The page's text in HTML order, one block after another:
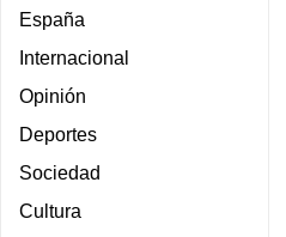
España
Internacional
Opinión
Deportes
Sociedad
Cultura